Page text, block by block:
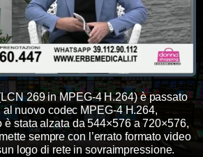
269 in MPEG-4 H.264) è passato
al nuovo codec MPEG-4 H.264,
stata alzata da 544×576 a 720×576,
sempre con l’errato formato video
logo di rete in sovraimpressione.